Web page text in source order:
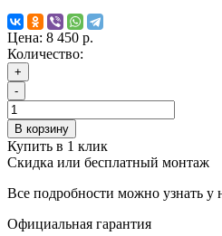
Цена: 8 450 р.
Количество:
+
-
В корзину
Купить в 1 клик
Скидка или бесплатный монтаж
Все подробности можно узнать у
Официальная гарантия